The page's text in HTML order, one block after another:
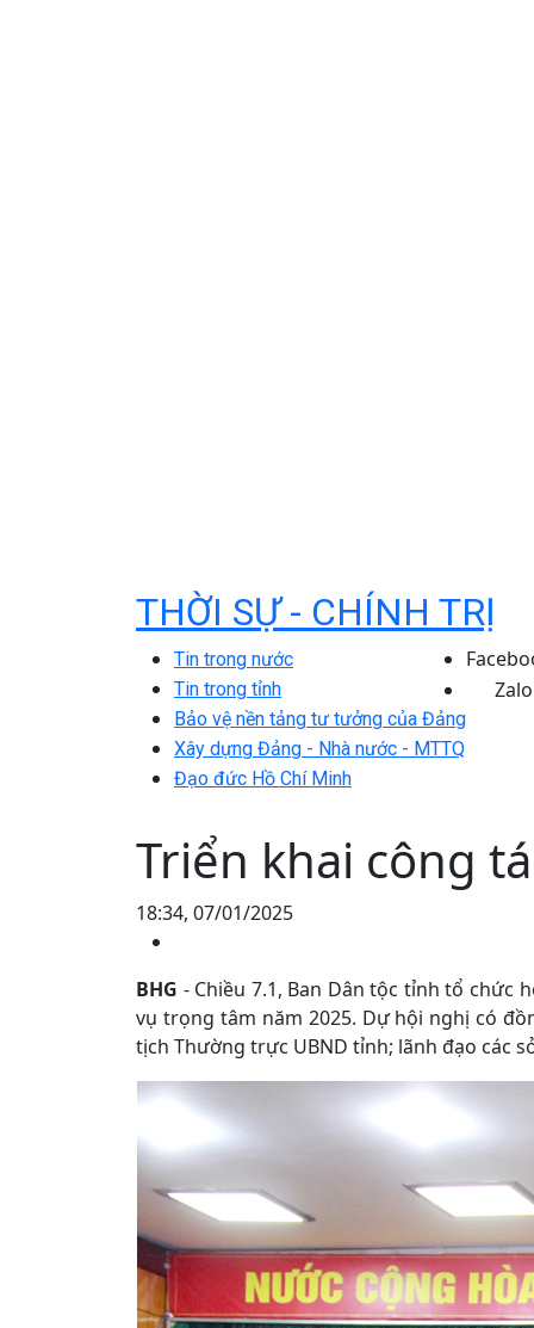
THỜI SỰ - CHÍNH TRỊ
Tin trong nước
Tin trong tỉnh
Bảo vệ nền tảng tư tưởng của Đảng
Xây dựng Đảng - Nhà nước - MTTQ
Đạo đức Hồ Chí Minh
Zalo
Triển khai công
18:34, 07/01/2025
BHG - Chiều 7.1, Ban Dân tộc tỉnh tổ chức
vụ trọng tâm năm 2025. Dự hội nghị có
tịch Thường trực UBND tỉnh; lãnh đạo các